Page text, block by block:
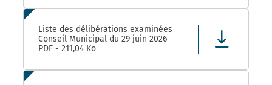
Liste des délibérations examinées
Conseil Municipal du 29 juin 2026
PDF - 211,04 Ko